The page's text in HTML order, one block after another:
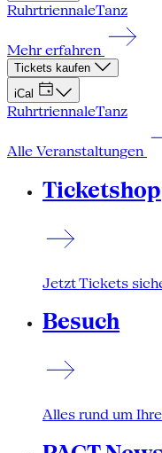
RuhrtriennaleTanz
Mehr erfahren
Tickets kaufen
iCal
RuhrtriennaleTanz
Alle Veranstaltungen
Ticketshop
Jetzt Tickets
Besuch
Alles rund um